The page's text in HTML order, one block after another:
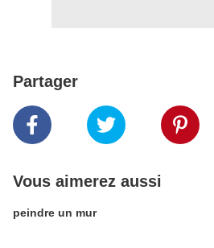
Partager
Vous aimerez aussi
peindre un mur